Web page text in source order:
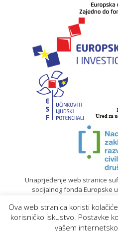
Unaprjeđenje web stranice
socijalnog fonda Europske
© 2020. Sadržaj mrežne
Gradskog društva Crvenog
Ova web stranica koristi
korisničko iskustvo. Postavke
vašem